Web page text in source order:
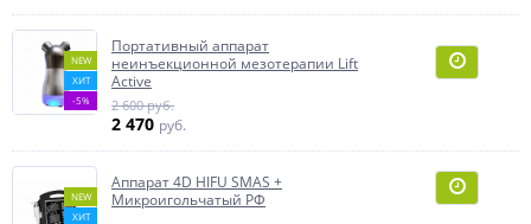
NEW
ХИТ
-5%
Портативный аппарат
неинъекционной мезотерапии Lift
Active
2 600 руб.
2 470 руб.
NEW
ХИТ
Аппарат 4D HIFU SMAS +
Микроигольчатый РФ